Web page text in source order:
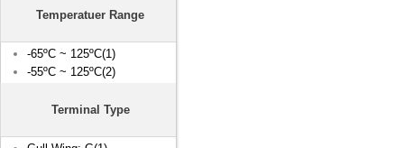
Temperatuer Range
-65ºC ~ 125ºC(1)
-55ºC ~ 125ºC(2)
Terminal Type